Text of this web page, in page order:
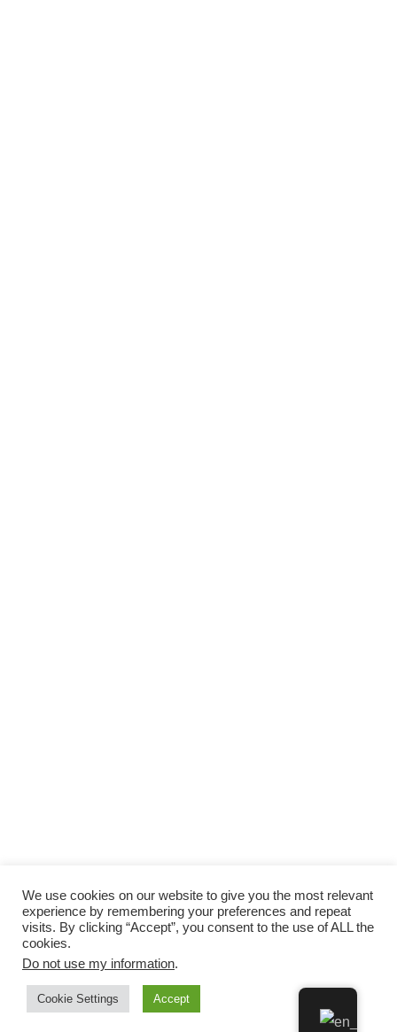
We use cookies on our website to give you the most relevant
experience by remembering your preferences and repeat
visits. By clicking “Accept”, you consent to the use of ALL the
cookies.
Do not use my information.
Cookie Settings Accept